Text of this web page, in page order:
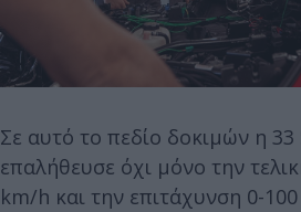
Σε αυτό το πεδίο δοκιμών η
επαλήθευσε όχι μόνο την
km/h και την επιτάχυνση 0-